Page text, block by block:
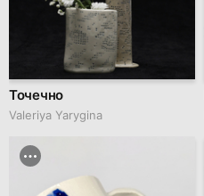
Точечно
Valeriya Yarygina